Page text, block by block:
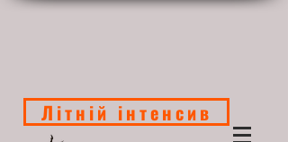
Літній інтенсив